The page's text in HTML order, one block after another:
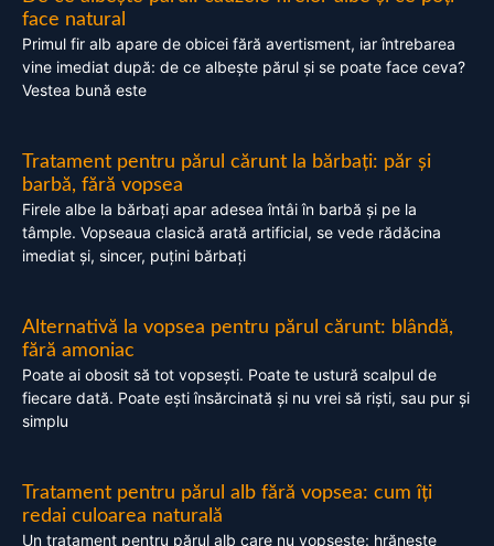
face natural
Primul fir alb apare de obicei fără avertisment, iar întrebarea
vine imediat după: de ce albește părul și se poate face ceva?
Vestea bună este
Tratament pentru părul cărunt la bărbați: păr și
barbă, fără vopsea
Firele albe la bărbați apar adesea întâi în barbă și pe la
tâmple. Vopseaua clasică arată artificial, se vede rădăcina
imediat și, sincer, puțini bărbați
Alternativă la vopsea pentru părul cărunt: blândă,
fără amoniac
Poate ai obosit să tot vopsești. Poate te ustură scalpul de
fiecare dată. Poate ești însărcinată și nu vrei să riști, sau pur și
simplu
Tratament pentru părul alb fără vopsea: cum îți
redai culoarea naturală
Un tratament pentru părul alb care nu vopsește: hrănește